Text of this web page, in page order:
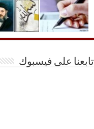
تابعنا على فيسبوك